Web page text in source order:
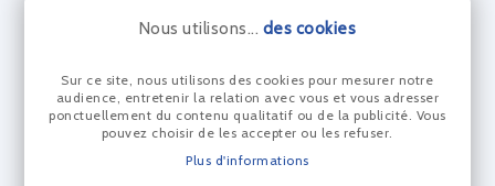
Nous utilisons... des cookies
Sur ce site, nous utilisons des cookies pour mesurer notre
audience, entretenir la relation avec vous et vous adresser
ponctuellement du contenu qualitatif ou de la publicité. Vous
pouvez choisir de les accepter ou les refuser.
Plus d'informations
CERTIFICAT DIAMANT